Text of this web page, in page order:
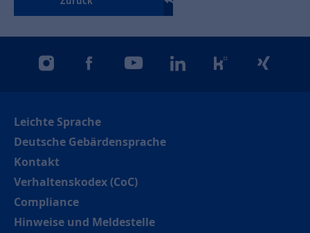
instagramfacebookyoutubelinkedinkununuxing
Leichte Sprache
Deutsche Gebärdensprache
Kontakt
Verhaltenskodex (CoC)
Compliance
Hinweise und Meldestelle